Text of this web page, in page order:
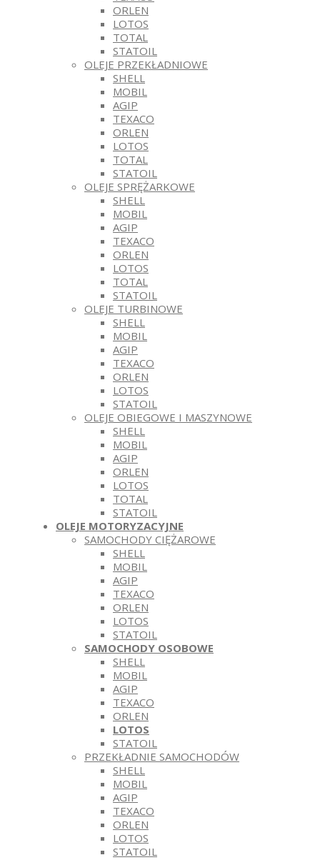
ORLEN
LOTOS
TOTAL
STATOIL
OLEJE PRZEKŁADNIOWE
SHELL
MOBIL
AGIP
TEXACO
ORLEN
LOTOS
TOTAL
STATOIL
OLEJE SPRĘŻARKOWE
SHELL
MOBIL
AGIP
TEXACO
ORLEN
LOTOS
TOTAL
STATOIL
OLEJE TURBINOWE
SHELL
MOBIL
AGIP
TEXACO
ORLEN
LOTOS
STATOIL
OLEJE OBIEGOWE I MASZYNOWE
SHELL
MOBIL
AGIP
ORLEN
LOTOS
TOTAL
STATOIL
OLEJE MOTORYZACYJNE
SAMOCHODY CIĘŻAROWE
SHELL
MOBIL
AGIP
TEXACO
ORLEN
LOTOS
STATOIL
SAMOCHODY OSOBOWE
SHELL
MOBIL
AGIP
TEXACO
ORLEN
LOTOS
STATOIL
PRZEKŁADNIE SAMOCHODÓW
SHELL
MOBIL
AGIP
TEXACO
ORLEN
LOTOS
STATOIL